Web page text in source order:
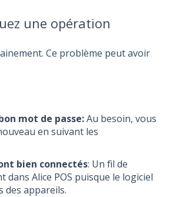
une opération
Ce problème peut avoir
mot de passe:Au besoin, vous
en suivant les
bien connectés: Un fil de
Alice POS puisque le logiciel
des appareils.